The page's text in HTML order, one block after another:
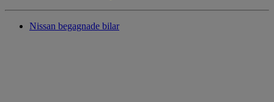
Nissan begagnade bilar